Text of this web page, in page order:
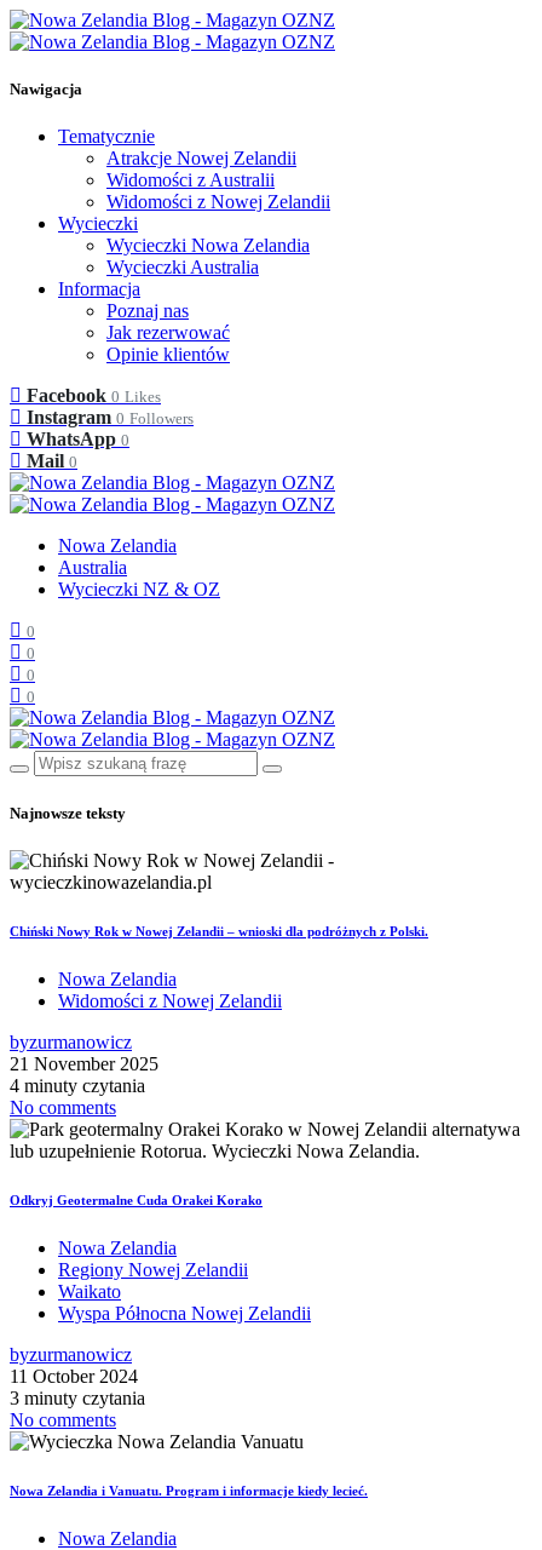
Nawigacja
Tematycznie
Atrakcje Nowej Zelandii
Widomości z Australii
Widomości z Nowej Zelandii
Wycieczki
Wycieczki Nowa Zelandia
Wycieczki Australia
Informacja
Poznaj nas
Jak rezerwować
Opinie klientów
Facebook 0 Likes
Instagram 0 Followers
WhatsApp 0
Mail 0
Nowa Zelandia
Australia
Wycieczki NZ & OZ
0
0
0
0
Najnowsze teksty
Chiński Nowy Rok w Nowej Zelandii – wnioski dla podróżnych z Polski.
Nowa Zelandia
Widomości z Nowej Zelandii
byzurmanowicz
21 November 2025
4 minuty czytania
No comments
Odkryj Geotermalne Cuda Orakei Korako
Nowa Zelandia
Regiony Nowej Zelandii
Waikato
Wyspa Północna Nowej Zelandii
byzurmanowicz
11 October 2024
3 minuty czytania
No comments
Nowa Zelandia i Vanuatu. Program i informacje kiedy lecieć.
Nowa Zelandia